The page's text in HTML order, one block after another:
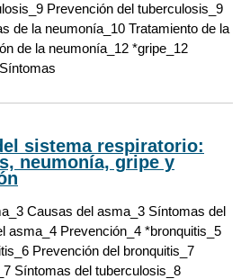
Prevención del tuberculosis_9
de la neumonía_10 Tratamiento de la
de la neumonía_12 *gripe_12
sistema respiratorio:
neumonía, gripe y
Causas del asma_3 Síntomas del
asma_4 Prevención_4 *bronquitis_5
Prevención del bronquitis_7
Síntomas del tuberculosis_8